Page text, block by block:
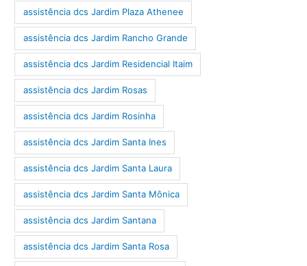
assistência dcs Jardim Plaza Athenee
assistência dcs Jardim Rancho Grande
assistência dcs Jardim Residencial Itaim
assistência dcs Jardim Rosas
assistência dcs Jardim Rosinha
assistência dcs Jardim Santa Ines
assistência dcs Jardim Santa Laura
assistência dcs Jardim Santa Mônica
assistência dcs Jardim Santana
assistência dcs Jardim Santa Rosa